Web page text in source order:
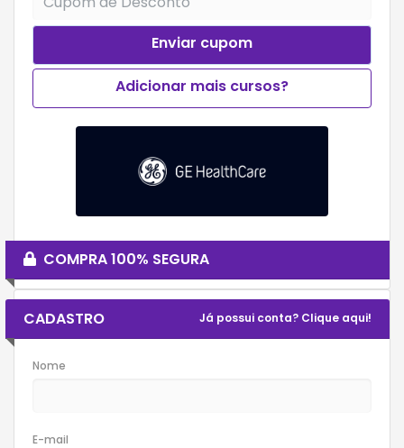
CADASTRO Já possui conta? Clique aqui!
Nome
E-mail
Enviar cupom
Adicionar mais cursos?
COMPRA 100% SEGURA